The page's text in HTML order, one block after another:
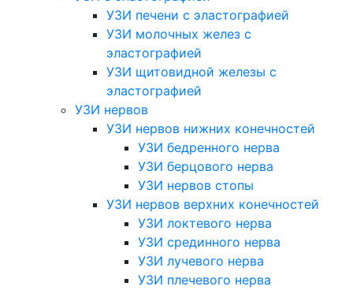
УЗИ печени с эластографией
УЗИ молочных желез с
эластографией
УЗИ щитовидной железы с
эластографией
УЗИ нервов
УЗИ нервов нижних конечностей
УЗИ бедренного нерва
УЗИ берцового нерва
УЗИ нервов стопы
УЗИ нервов верхних конечностей
УЗИ локтевого нерва
УЗИ срединного нерва
УЗИ лучевого нерва
УЗИ плечевого нерва